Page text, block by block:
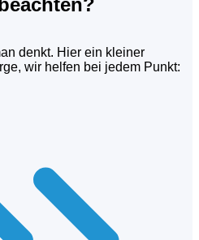
denkt. Hier ein kleiner
wir helfen bei jedem Punkt: